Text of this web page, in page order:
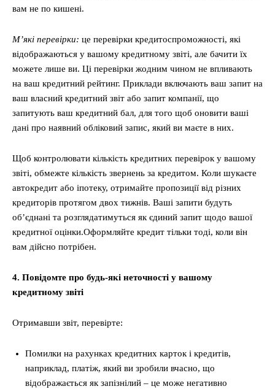
вам не по кишені.
М’які перевірки: це перевірки кредитоспроможності, які
відображаються у вашому кредитному звіті, але бачити їх
можете лише ви. Ці перевірки жодним чином не впливають
на ваш кредитний рейтинг. Приклади включають ваш запит на
ваш власний кредитний звіт або запит компанії, що
запитують ваш кредитний бал, для того щоб оновити ваші
дані про наявний обліковий запис, який ви маєте в них.
Щоб контролювати кількість кредитних перевірок у вашому
звіті, обмежте кількість звернень за кредитом. Коли шукаєте
автокредит або іпотеку, отримайте пропозиції від різних
кредиторів протягом двох тижнів. Ваші запити будуть
об’єднані та розглядатимуться як єдиний запит щодо вашої
кредитної оцінки.Оформляйте кредит тільки тоді, коли він
вам дійсно потрібен.
4. Повідомте про будь-які неточності у вашому
кредитному звіті
Отримавши звіт, перевірте:
Помилки на рахунках кредитних карток і кредитів,
наприклад, платіж, який ви зробили вчасно, що
відображається як запізнілий – це може негативно